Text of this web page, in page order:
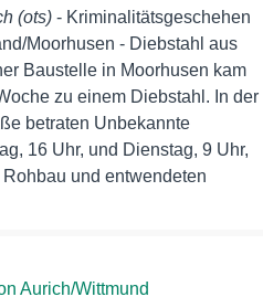
(ots) - Kriminalitätsgeschehen
Moorhusen - Diebstahl aus
Baustelle in Moorhusen kam
zu einem Diebstahl. In der
betraten Unbekannte
16 Uhr, und Dienstag, 9 Uhr,
und entwendeten
Aurich/Wittmund